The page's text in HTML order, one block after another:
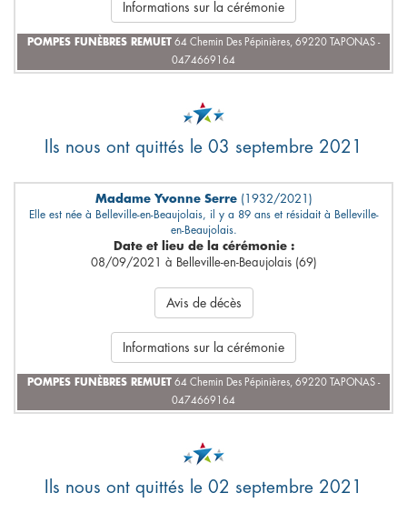
Informations sur la cérémonie
POMPES FUNÈBRES REMUET 64 Chemin Des Pépinières, 69220 TAPONAS -
0474669164
Ils nous ont quittés le 03 septembre 2021
Madame Yvonne Serre (1932/2021)
Elle est née à Belleville-en-Beaujolais, il y a 89 ans et résidait à Belleville-
en-Beaujolais.
Date et lieu de la cérémonie :
08/09/2021 à Belleville-en-Beaujolais (69)
Avis de décès
Informations sur la cérémonie
POMPES FUNÈBRES REMUET 64 Chemin Des Pépinières, 69220 TAPONAS -
0474669164
Ils nous ont quittés le 02 septembre 2021